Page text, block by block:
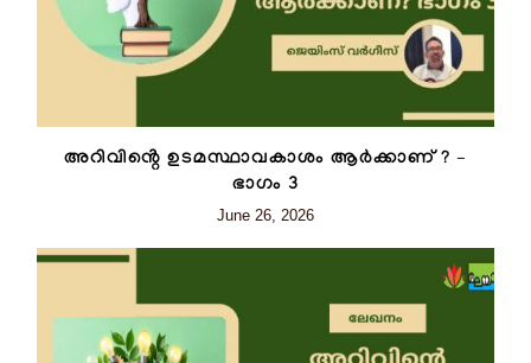
അറിവിൻ്റെ ഉടമസ്ഥാവകാശം ആർക്കാണ് ? –
ഭാഗം 3
June 26, 2026